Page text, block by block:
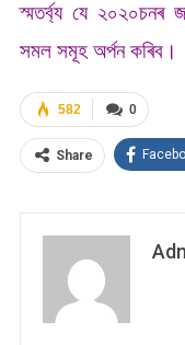
স্মতৰ্ব্য যে ২০২০চনৰ
সমল সমূহ অৰ্পন কৰিব।
0
582
Share